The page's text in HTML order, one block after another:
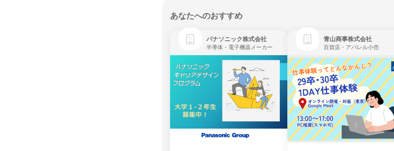
あなたへのおすすめ
パナソニック株式会社
半導体・電子機器メーカー
青山商事株式会社
百貨店・アパレル小売